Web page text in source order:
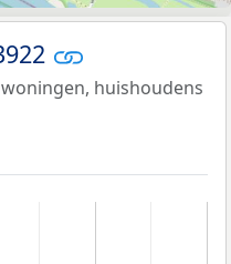
huishoudens